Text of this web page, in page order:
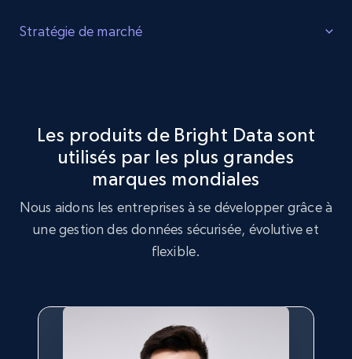
Identifier les lacunes
Acheter maintenant
Stratégie de marché
tendances clés et les préférences des clients.
Les produits de Bright Data sont
utilisés par les plus grandes
marques mondiales
Nous aidons les entreprises à se développer grâce à
une gestion des données sécurisée, évolutive et
flexible.